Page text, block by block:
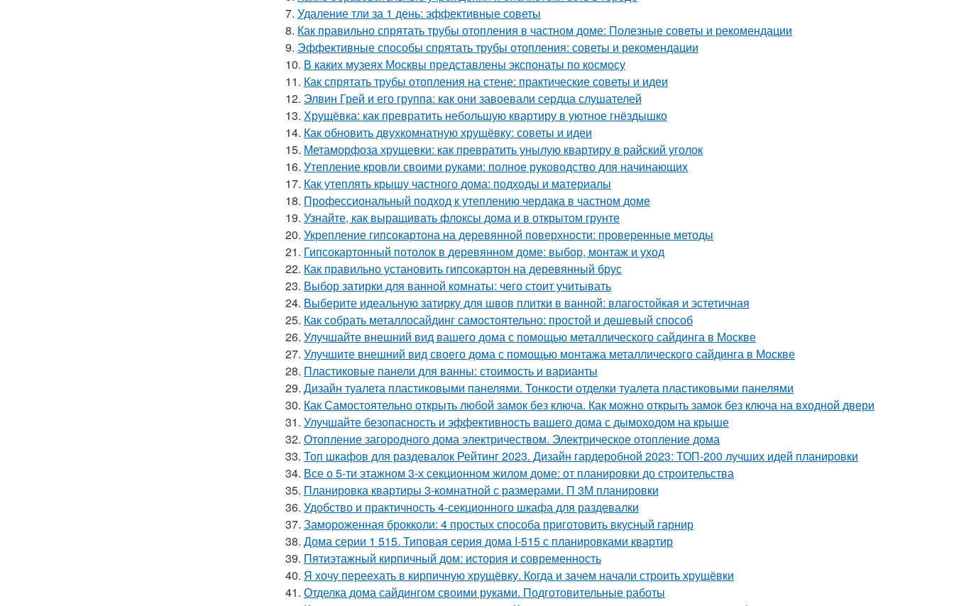
7. Удаление тли за 1 день: эффективные советы
8. Как правильно спрятать трубы отопления в частном доме: Полезные советы и рекомендации
9. Эффективные способы спрятать трубы отопления: советы и рекомендации
10. В каких музеях Москвы представлены экспонаты по космосу
11. Как спрятать трубы отопления на стене: практические советы и идеи
12. Элвин Грей и его группа: как они завоевали сердца слушателей
13. Хрущёвка: как превратить небольшую квартиру в уютное гнёздышко
14. Как обновить двухкомнатную хрущёвку: советы и идеи
15. Метаморфоза хрущевки: как превратить унылую квартиру в райский уголок
16. Утепление кровли своими руками: полное руководство для начинающих
17. Как утеплять крышу частного дома: подходы и материалы
18. Профессиональный подход к утеплению чердака в частном доме
19. Узнайте, как выращивать флоксы дома и в открытом грунте
20. Укрепление гипсокартона на деревянной поверхности: проверенные методы
21. Гипсокартонный потолок в деревянном доме: выбор, монтаж и уход
22. Как правильно установить гипсокартон на деревянный брус
23. Выбор затирки для ванной комнаты: чего стоит учитывать
24. Выберите идеальную затирку для швов плитки в ванной: влагостойкая и эстетичная
25. Как собрать металлосайдинг самостоятельно: простой и дешевый способ
26. Улучшайте внешний вид вашего дома с помощью металлического сайдинга в Москве
27. Улучшите внешний вид своего дома с помощью монтажа металлического сайдинга в Москве
28. Пластиковые панели для ванны: стоимость и варианты
29. Дизайн туалета пластиковыми панелями. Тонкости отделки туалета пластиковыми панелями
30. Как Самостоятельно открыть любой замок без ключа. Как можно открыть замок без ключа на входной двери
31. Улучшайте безопасность и эффективность вашего дома с дымоходом на крыше
32. Отопление загородного дома электричеством. Электрическое отопление дома
33. Топ шкафов для раздевалок Рейтинг 2023. Дизайн гардеробной 2023: ТОП-200 лучших идей планировки
34. Все о 5-ти этажном 3-х секционном жилом доме: от планировки до строительства
35. Планировка квартиры 3-комнатной с размерами. П 3М планировки
36. Удобство и практичность 4-секционного шкафа для раздевалки
37. Замороженная брокколи: 4 простых способа приготовить вкусный гарнир
38. Дома серии 1 515. Типовая серия дома I-515 с планировками квартир
39. Пятиэтажный кирпичный дом: история и современность
40. Я хочу переехать в кирпичную хрущёвку. Когда и зачем начали строить хрущёвки
41. Отделка дома сайдингом своими руками. Подготовительные работы